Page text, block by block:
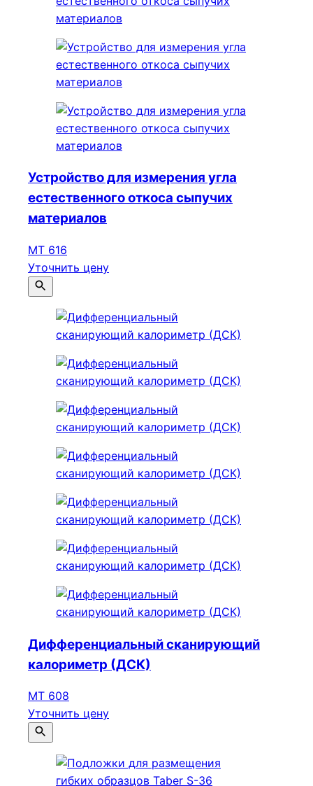
Устройство для измерения угла
естественного откоса сыпучих
материалов
МТ 616
Уточнить цену
Дифференциальный сканирующий
калориметр (ДСК)
МТ 608
Уточнить цену